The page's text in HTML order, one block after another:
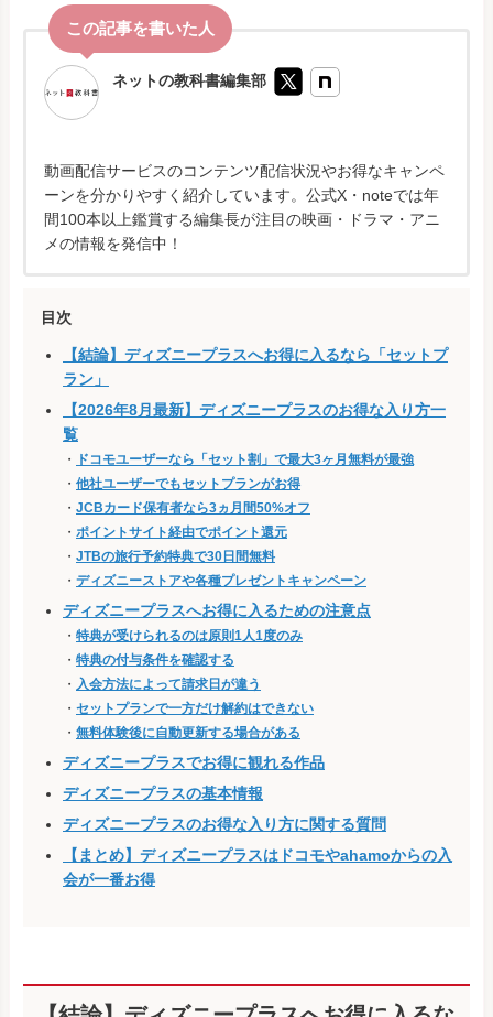
ネットの教科書編集部
動画配信サービスのコンテンツ配信状況やお得なキャンペ
ーンを分かりやすく紹介しています。公式X・noteでは年
間100本以上鑑賞する編集長が注目の映画・ドラマ・アニ
メの情報を発信中！
目次
【結論】ディズニープラスへお得に入るなら「セットプ
ラン」
【2026年8月最新】ディズニープラスのお得な入り方一
覧
・
ドコモユーザーなら「セット割」で最大3ヶ月無料が最強
・ 他社ユーザーでもセットプランがお得
・ JCBカード保有者なら3ヵ月間50%オフ
・ ポイントサイト経由でポイント還元
・ JTBの旅行予約特典で30日間無料
・ ディズニーストアや各種プレゼントキャンペーン
ディズニープラスへお得に入るための注意点
・ 特典が受けられるのは原則1人1度のみ
・ 特典の付与条件を確認する
・ 入会方法によって請求日が違う
・ セットプランで一方だけ解約はできない
・ 無料体験後に自動更新する場合がある
ディズニープラスでお得に観れる作品
ディズニープラスの基本情報
ディズニープラスのお得な入り方に関する質問
【まとめ】ディズニープラスはドコモやahamoからの入
会が一番お得